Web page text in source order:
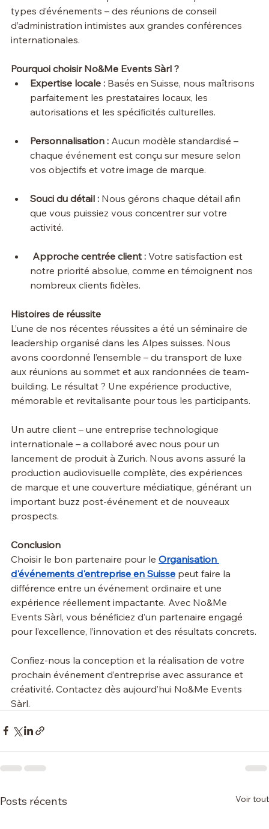
types d’événements – des réunions de conseil
d’administration intimistes aux grandes conférences
internationales.
Pourquoi choisir No&Me Events Sàrl ?
Expertise locale : Basés en Suisse, nous maîtrisons
parfaitement les prestataires locaux, les
autorisations et les spécificités culturelles.
Personnalisation : Aucun modèle standardisé –
chaque événement est conçu sur mesure selon
vos objectifs et votre image de marque.
Souci du détail : Nous gérons chaque détail afin
que vous puissiez vous concentrer sur votre
activité.
Approche centrée client : Votre satisfaction est
notre priorité absolue, comme en témoignent nos
nombreux clients fidèles.
Histoires de réussite
L’une de nos récentes réussites a été un séminaire de
leadership organisé dans les Alpes suisses. Nous
avons coordonné l’ensemble – du transport de luxe
aux réunions au sommet et aux randonnées de team-
building. Le résultat ? Une expérience productive,
mémorable et revitalisante pour tous les participants.
Un autre client – une entreprise technologique
internationale – a collaboré avec nous pour un
lancement de produit à Zurich. Nous avons assuré la
production audiovisuelle complète, des expériences
de marque et une couverture médiatique, générant un
important buzz post-événement et de nouveaux
prospects.
Conclusion
Choisir le bon partenaire pour le Organisation
d'événements d'entreprise en Suisse peut faire la
différence entre un événement ordinaire et une
expérience réellement impactante. Avec No&Me
Events Sàrl, vous bénéficiez d’un partenaire engagé
pour l’excellence, l’innovation et des résultats concrets.
Confiez-nous la conception et la réalisation de votre
prochain événement d’entreprise avec assurance et
créativité. Contactez dès aujourd’hui No&Me Events
Sàrl.
Posts récents Voir tout